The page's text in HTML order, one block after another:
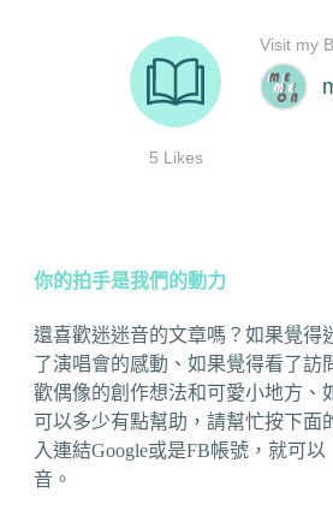
你的拍手是我們的動力
還喜歡迷迷音的文章嗎？如果覺得
了演唱會的感動、如果覺得看了訪
歡偶像的創作想法和可愛小地方、
可以多少有點幫助，請幫忙按下面
入連結Google或是FB帳號，就可
音。